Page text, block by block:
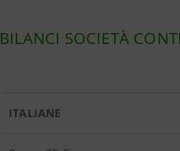
BILANCI SOCIETÀ
ITALIANE